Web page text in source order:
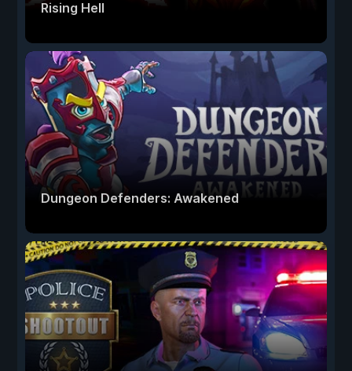
Rising Hell
Dungeon Defenders: Awakened